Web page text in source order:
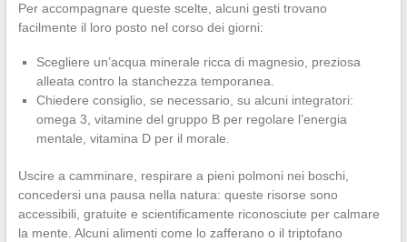
Per accompagnare queste scelte, alcuni gesti trovano
facilmente il loro posto nel corso dei giorni:
Scegliere un’acqua minerale ricca di magnesio, preziosa
alleata contro la stanchezza temporanea.
Chiedere consiglio, se necessario, su alcuni integratori:
omega 3, vitamine del gruppo B per regolare l’energia
mentale, vitamina D per il morale.
Uscire a camminare, respirare a pieni polmoni nei boschi,
concedersi una pausa nella natura: queste risorse sono
accessibili, gratuite e scientificamente riconosciute per calmare
la mente. Alcuni alimenti come lo zafferano o il triptofano